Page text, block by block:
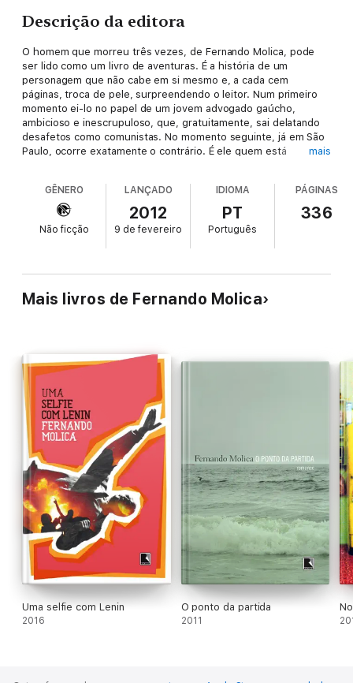
Descrição da editora
O homem que morreu três vezes, de Fernando Molica, pode
ser lido como um livro de aventuras. É a história de um
personagem que não cabe em si mesmo e, a cada cem
páginas, troca de pele, surpreendendo o leitor. Num primeiro
momento ei-lo no papel de um jovem advogado gaúcho,
ambicioso e inescrupuloso, que, gratuitamente, sai delatando
desafetos como comunistas. No momento seguinte, já em São
Paulo, ocorre exatamente o contrário. É ele quem está
delata ninguém. Sai da prisão quase como um herói. E ganha o
mundo: Santiago, Paris, Argel, Beirute e etc. A partir daí, uma
fantasia só não lhe basta. Precisa de duas. E, assim, veste-se
de boa-vida internacional e perigoso terrorista. Enquanto viaja
de primeira classe e come nos melhores restaurantes da
secretos nas décadas de 1970 e 1980. De repente, some do
mapa. Anos mais tarde, aparece – ou desaparece? – sob novo
mais
GÊNERO
Não ficção
LANÇADO
2012
9 de fevereiro
IDIOMA
PT
Português
PÁGINAS
336
Mais livros de Fernando Molica
Uma selfie com Lenin
2016
O ponto da partida
2011